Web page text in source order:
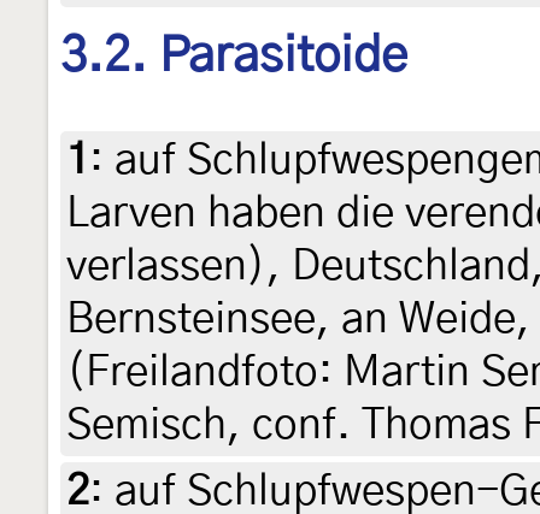
3.2. Parasitoide
1 : auf
Larven haben die
verlassen),
Bernsteinsee, an
(Freilandfoto: Martin
Semisch, conf. Thomas
2: auf Schlupfwespen-